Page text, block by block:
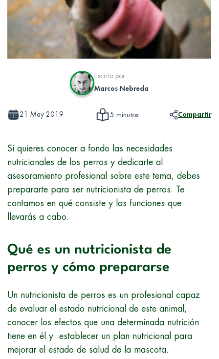
Escrito por
Marcos Nebreda
21 May 2019 5 minutos Compartir
Si quieres conocer a fondo las necesidades
nutricionales de los perros y dedicarte al
asesoramiento profesional sobre este tema, debes
prepararte para ser nutricionista de perros. Te
contamos en qué consiste y las funciones que
llevarás a cabo.
Qué es un nutricionista de
perros y cómo prepararse
Un nutricionista de perros es un profesional capaz
de evaluar el estado nutricional de este animal,
conocer los efectos que una determinada nutrición
tiene en él y establecer un plan nutricional para
mejorar el estado de salud de la mascota.